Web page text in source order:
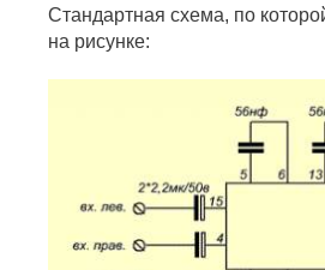
Стандартная схема, по
на рисунке: